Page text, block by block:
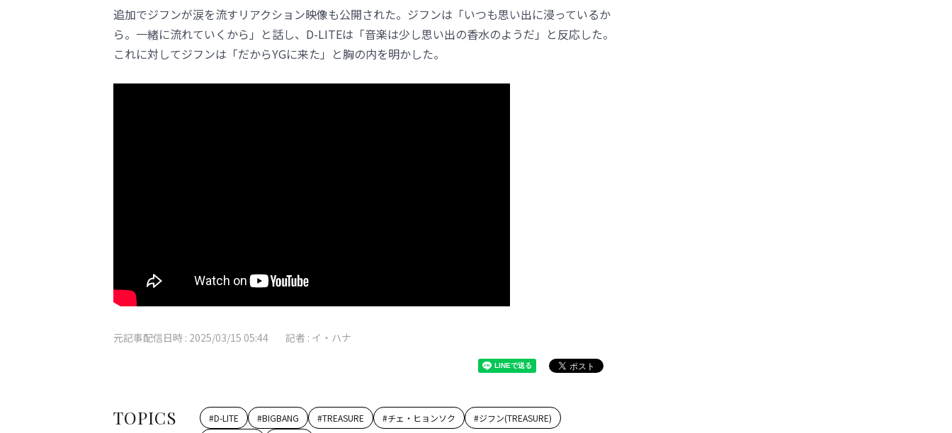
追加でジフンが涙を流すリアクション映像も公開された。ジフンは「いつも思い出に浸っているか
ら。一緒に流れていくから」と話し、D-LITEは「音楽は少し思い出の香水のようだ」と反応した。
これに対してジフンは「だからYGに来た」と胸の内を明かした。
元記事配信日時 : 2025/03/15 05:44 記者 : イ・ハナ
TOPICS #D-LITE #BIGBANG #TREASURE #チェ・ヒョンソク #ジフン(TREASURE)